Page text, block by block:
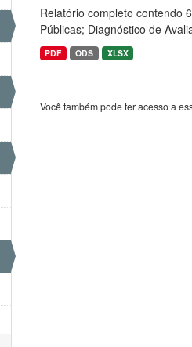
Relatório completo contendo
Públicas; Diagnóstico de
PDF ODS XLSX
Você também pode ter acesso a